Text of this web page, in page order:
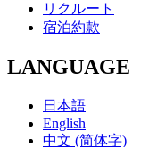
リクルート
宿泊約款
LANGUAGE
日本語
English
中文 (简体字)